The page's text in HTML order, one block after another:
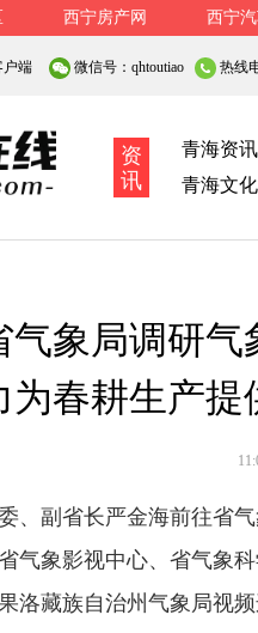
西宁房产网 西宁
户端 微信号：qhtoutiao 热线
资
讯
青海资讯
青海文化
气象局调研
为春耕生产
副省长严金海前往省气
象影视中心、省气象科
洛藏族自治州气象局视